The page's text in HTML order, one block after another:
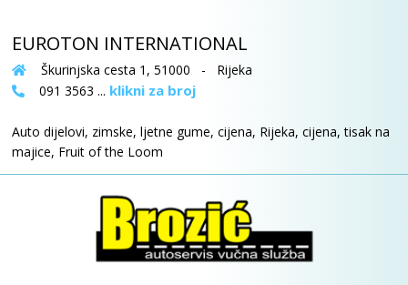
EUROTON INTERNATIONAL
Škurinjska cesta 1, 51000 - Rijeka
091 3563 ... klikni za broj
Auto dijelovi, zimske, ljetne gume, cijena, Rijeka, cijena, tisak na
majice, Fruit of the Loom